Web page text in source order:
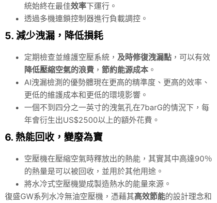
統始終在最佳效率下運行。
透過多機連鎖控制器進行負載調控。
5. 減少洩漏，降低損耗
定期檢查並維護空壓系統， 及時修復洩漏點 ，可以有效
降低壓縮空氣的浪費 ， 節約能源成本 。
AI洩漏檢測的優勢體現在更高的精準度、更高的效率、
更低的維護成本和更低的環境影響。
一個不到四分之一英寸的洩氣孔在7barG的情況下，每
年會衍生出US$2500以上的額外花費。
6. 熱能回收，變廢為寶
空壓機在壓縮空氣時釋放出的熱能，其實其中高達90％
的熱量是可以被回收，並用於其他用途。
將水冷式空壓機變成製造熱水的能量來源。
復盛GW系列水冷無油空壓機，憑藉其高效節能的設計理念和